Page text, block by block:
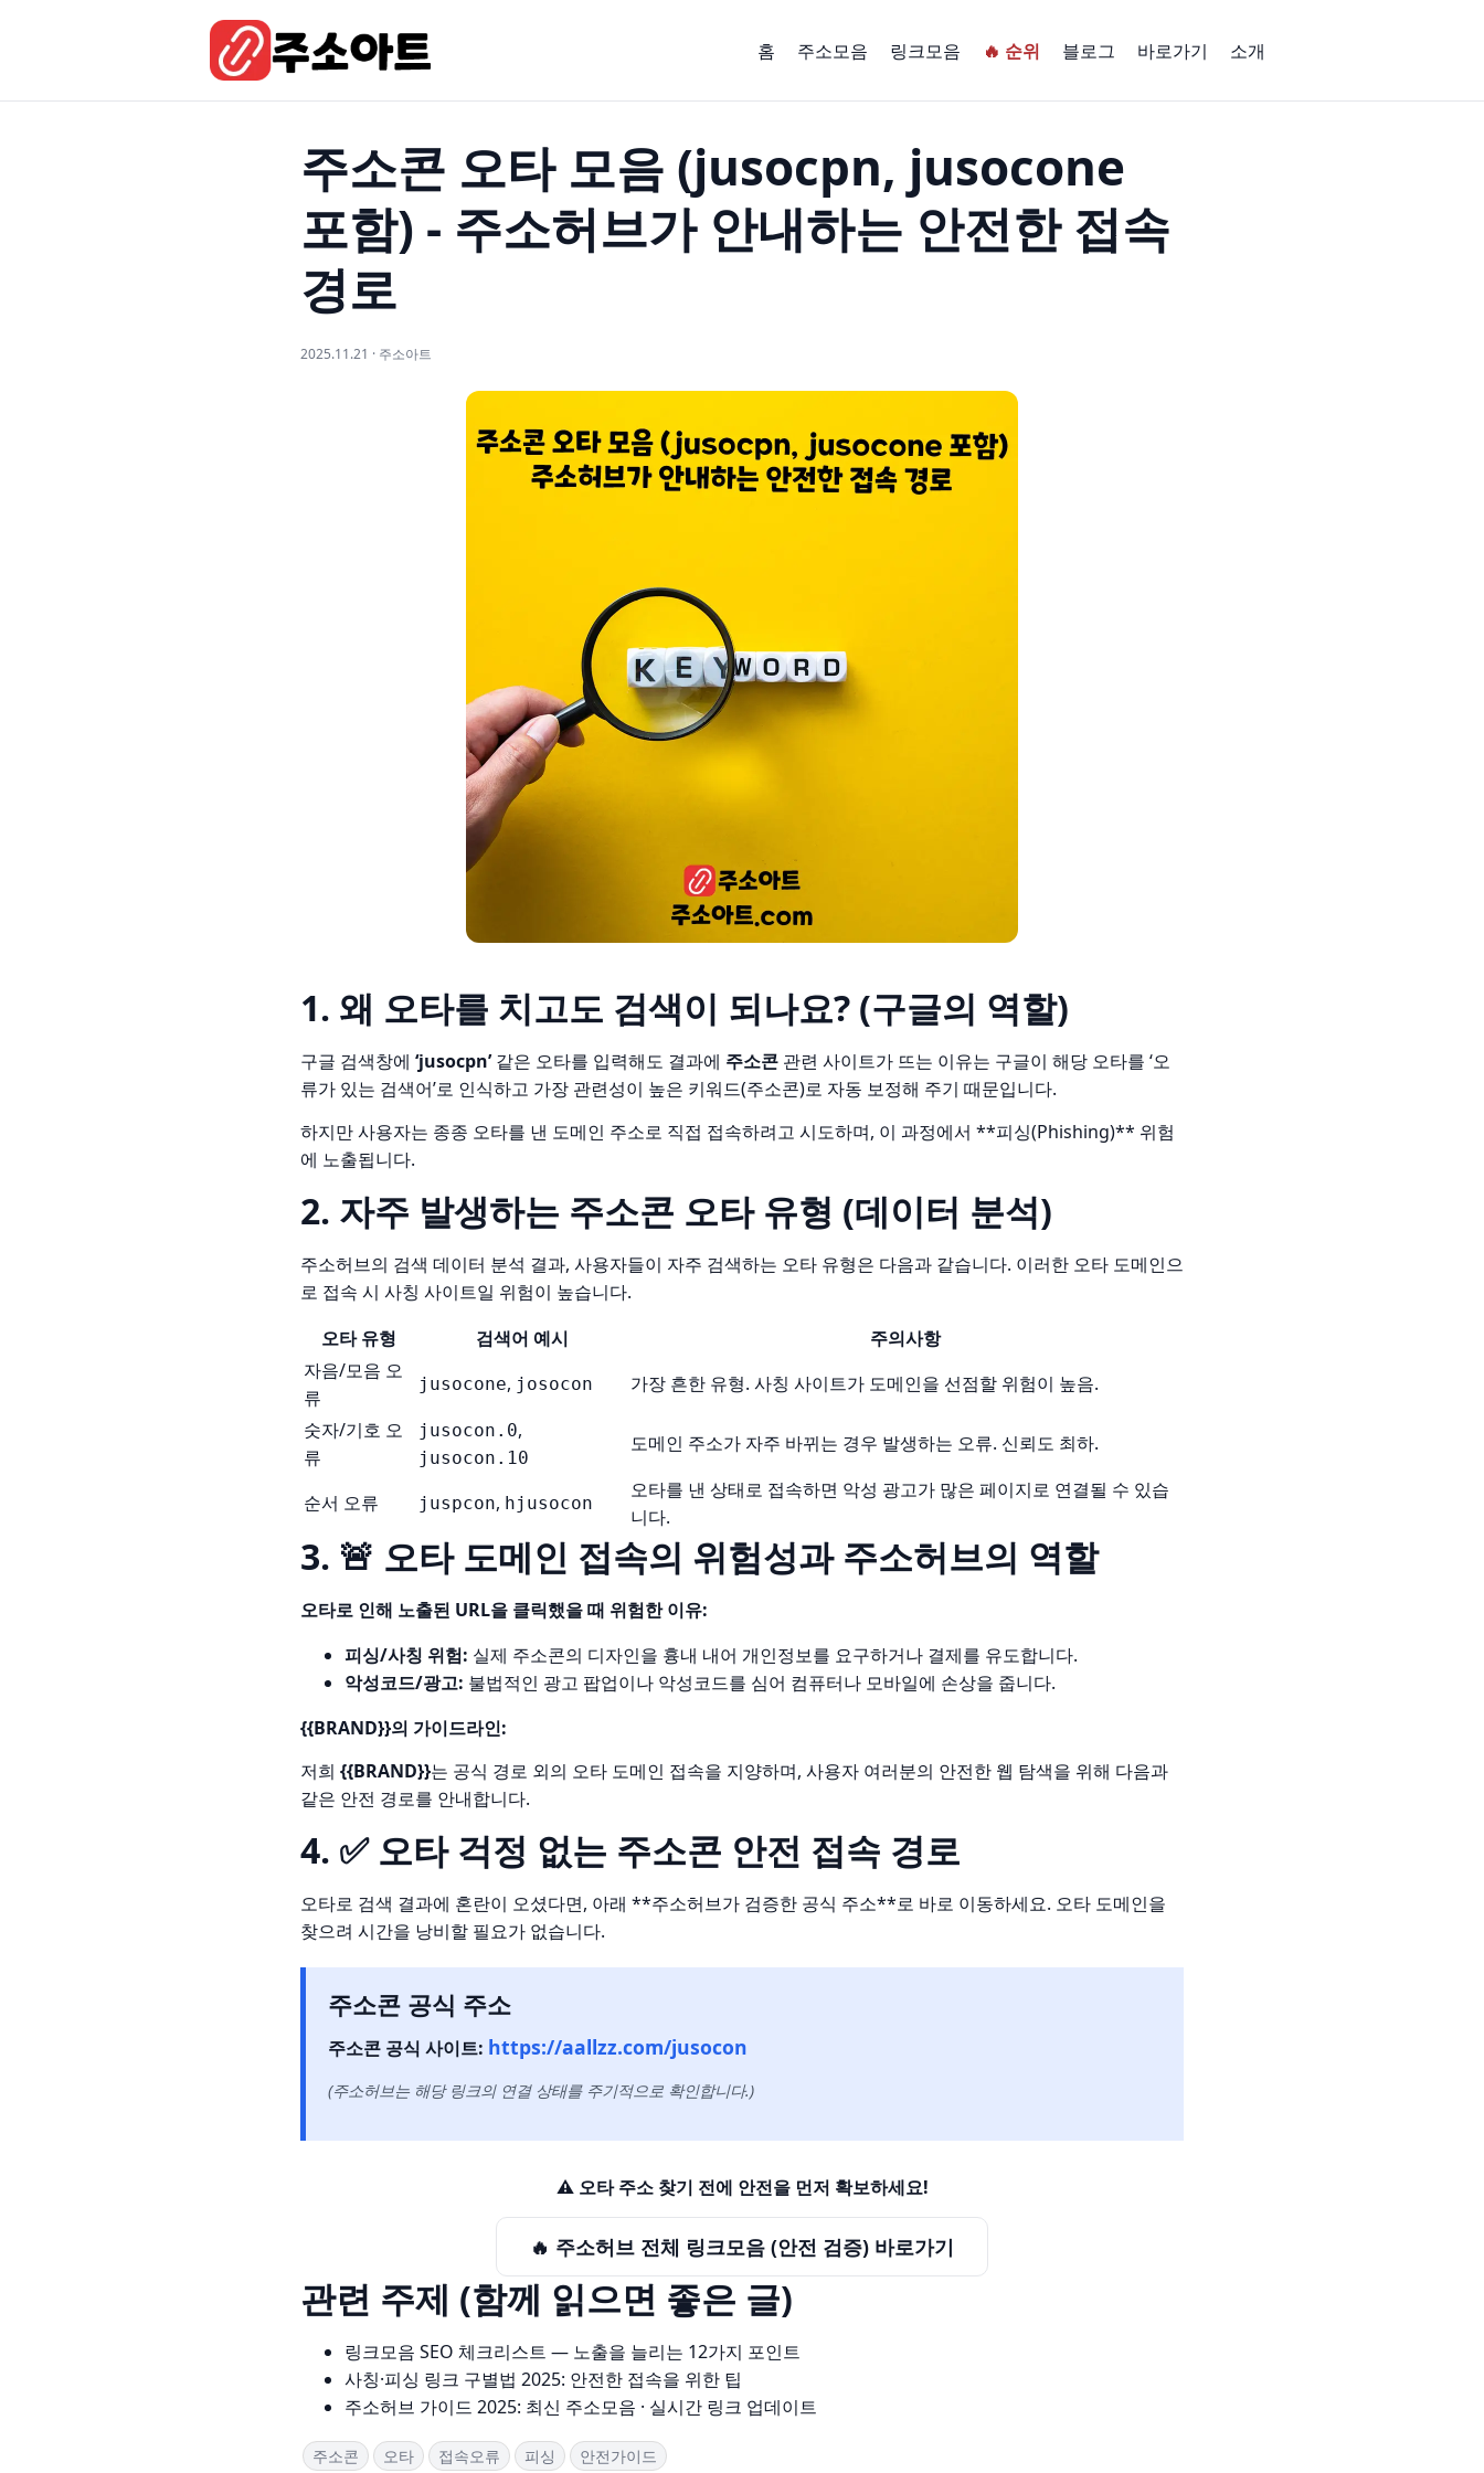
홈 주소모음 링크모음 🔥 순위 블로그 바로가기 소개
주소콘 오타 모음 (jusocpn, jusocone
포함) - 주소허브가 안내하는 안전한 접속
경로
2025.11.21 · 주소아트
1. 왜 오타를 치고도 검색이 되나요? (구글의 역할)
구글 검색창에 ‘jusocpn’같은 오타를 입력해도 결과에 주소콘 관련 사이트가 뜨는 이유는 구글이 해당 오타를 ‘오
류가 있는 검색어’로 인식하고 가장 관련성이 높은 키워드(주소콘)로 자동 보정해 주기 때문입니다.
하지만 사용자는 종종 오타를 낸 도메인 주소로 직접 접속하려고 시도하며, 이 과정에서 **피싱(Phishing)** 위험
에 노출됩니다.
2. 자주 발생하는 주소콘 오타 유형 (데이터 분석)
주소허브의 검색 데이터 분석 결과, 사용자들이 자주 검색하는 오타 유형은 다음과 같습니다. 이러한 오타 도메인으
로 접속 시 사칭 사이트일 위험이 높습니다.
오타 유형
검색어 예시
주의사항
자음/모음 오
류
jusocone, josocon
가장 흔한 유형. 사칭 사이트가 도메인을 선점할 위험이 높음.
숫자/기호 오
류
jusocon.0,
jusocon.10
도메인 주소가 자주 바뀌는 경우 발생하는 오류. 신뢰도 최하.
순서 오류 juspcon, hjusocon
오타를 낸 상태로 접속하면 악성 광고가 많은 페이지로 연결될 수 있습
니다.
3. 🚨 오타 도메인 접속의 위험성과 주소허브의 역할
오타로 인해 노출된 URL을 클릭했을 때 위험한 이유:
피싱/사칭 위험: 실제 주소콘의 디자인을 흉내 내어 개인정보를 요구하거나 결제를 유도합니다.
악성코드/광고: 불법적인 광고 팝업이나 악성코드를 심어 컴퓨터나 모바일에 손상을 줍니다.
{{BRAND}}의 가이드라인:
저희 {{BRAND}}는 공식 경로 외의 오타 도메인 접속을 지양하며, 사용자 여러분의 안전한 웹 탐색을 위해 다음과
같은 안전 경로를 안내합니다.
4. ✅ 오타 걱정 없는 주소콘 안전 접속 경로
오타로 검색 결과에 혼란이 오셨다면, 아래 **주소허브가 검증한 공식 주소**로 바로 이동하세요. 오타 도메인을
찾으려 시간을 낭비할 필요가 없습니다.
주소콘 공식 주소
주소콘 공식 사이트: https://aallzz.com/jusocon
(주소허브는 해당 링크의 연결 상태를 주기적으로 확인합니다.)
⚠️ 오타 주소 찾기 전에 안전을 먼저 확보하세요!
🔥 주소허브 전체 링크모음 (안전 검증) 바로가기
관련 주제 (함께 읽으면 좋은 글)
링크모음 SEO 체크리스트 — 노출을 늘리는 12가지 포인트
사칭·피싱 링크 구별법 2025: 안전한 접속을 위한 팁
주소허브 가이드 2025: 최신 주소모음 · 실시간 링크 업데이트
주소콘 오타 접속오류 피싱 안전가이드